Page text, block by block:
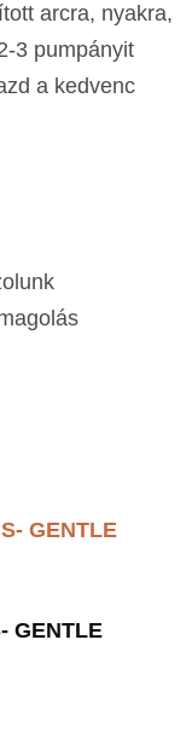
arcra, nyakra,
3 pumpányit
a kedvenc
GENTLE